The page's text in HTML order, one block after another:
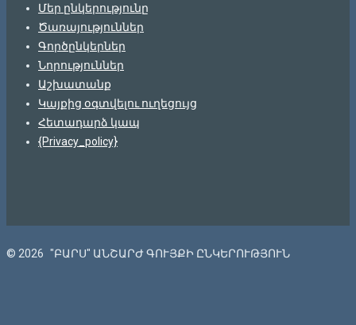
Մեր ընկերությունը
Ծառայություններ
Գործընկերներ
Նորություններ
Աշխատանք
Կայքից օգտվելու ուղեցույց
Հետադարձ կապ
{Privacy_policy}
© 2026 "ԲԱՐՍ" ԱՆՇԱՐԺ ԳՈՒՅՔԻ ԸՆԿԵՐՈՒԹՅՈՒՆ